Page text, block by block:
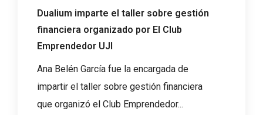
Dualium imparte el taller sobre gestión
financiera organizado por El Club
Emprendedor UJI
Ana Belén García fue la encargada de
impartir el taller sobre gestión financiera
que organizó el Club Emprendedor...